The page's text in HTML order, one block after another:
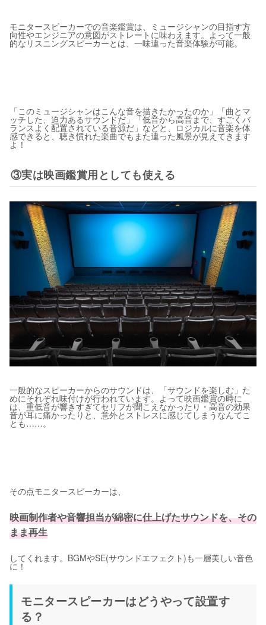
モニタースピーカーでの音楽鑑賞は、ミュージシャンの目指す方
向性やエンジニアの意図がストレートに味わえます。よって一般
的なリスニングスピーカーとは、一味違った音楽体験が可能。
「このミュージシャンはこんな音を描きたかったのか」「曲とマ
ッチした、迫力あるサウンドだ」「低音から高音まで、すごくバ
ランスよく配置されている音源だ」などと、ロジカルに音楽を体
感できると、聴き慣れた楽曲でもまた違った風景が見えてきます
よ！
③実は映画鑑賞用としても使える
一般的なスピーカーからのサウンドは、「サウンドを楽しむ」た
めにそれぞれ味付けが行われています。よって映画鑑賞の時に
は、重低音が響きすぎてセリフが聞こえなかったり・高音の効果
音が耳に痛かったりと、意外とストレスに感じてしまうなんてこ
とも……。
その点モニタースピーカーは、
映画制作者や音響担当が綿密に仕上げたサウンドを、その
まま再生
してくれます。BGMやSE(サウンドエフェクト)も一層美しい音色
に！
モニタースピーカーはどうやって設置す
る？